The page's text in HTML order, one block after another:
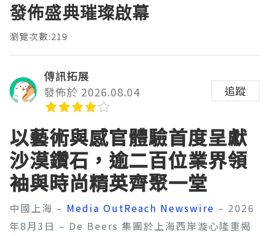
發佈盛典璀璨啟幕
瀏覽次數:219
傳訊拓展
發佈於 2026.08.04
追蹤
以藝術與感官體驗首度呈獻
沙漠鑽石，逾二百位業界領
袖與時尚精英齊聚一堂
中國上海 – Media OutReach Newswire – 2026
年8月3日 – De Beers 集團於上海西岸漩心隆重揭